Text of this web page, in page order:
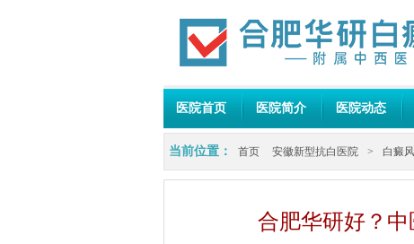
医院首页 医院简介 医院动态
当前位置： 首页 安徽新型抗白医院 > 白癜
合肥华研好？